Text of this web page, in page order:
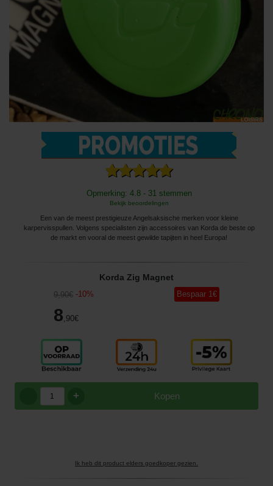
Opmerking: 4.8 - 31 stemmen
Bekijk beoordelingen
Een van de meest prestigieuze Angelsaksische merken voor kleine
karpervisspullen. Volgens specialisten zijn accessoires van Korda de beste op
de markt en vooral de meest gewilde tapijten in heel Europa!
Korda Zig Magnet
9,90€ -10%
8 ,90€
Bespaar 1€
Kopen
+
Ik heb dit product elders goedkoper gezien.